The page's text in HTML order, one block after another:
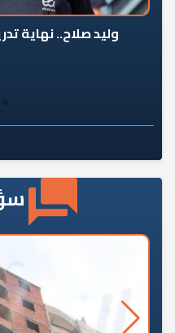
وليد صلاح.. نهاية